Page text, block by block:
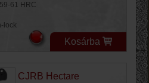
61 HRC
lock
Kosárba
CJRB Hectare